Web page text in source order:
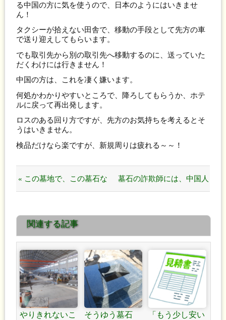
る中国の方に気を使うので、日本のようにはいきませ
ん！
タクシーが拾えない田舎で、移動の手段として先方の車
で送り迎えしてもらいます。
でも取引先から別の取引先へ移動するのに、送っていた
だくわけには行きません！
中国の方は、これを凄く嫌います。
何処かわかりやすいところで、降ろしてもらうか、ホテ
ルに戻って再出発します。
ロスのある回り方ですが、先方のお気持ちを考えるとそ
うはいきません。
検品だけなら楽ですが、新規周りは疲れる～～！
« この墓地で、この墓石な
ですね！
墓石の詐欺師には、中国人
関連する記事
やりきれないこ
そうゆう墓石
「もう少し安い